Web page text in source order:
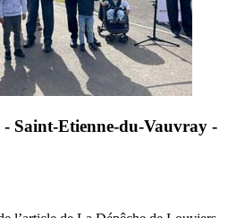
Saint-Etienne-du-Vauvray -